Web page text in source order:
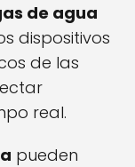
de agua
dispositivos
de las
real.
pueden